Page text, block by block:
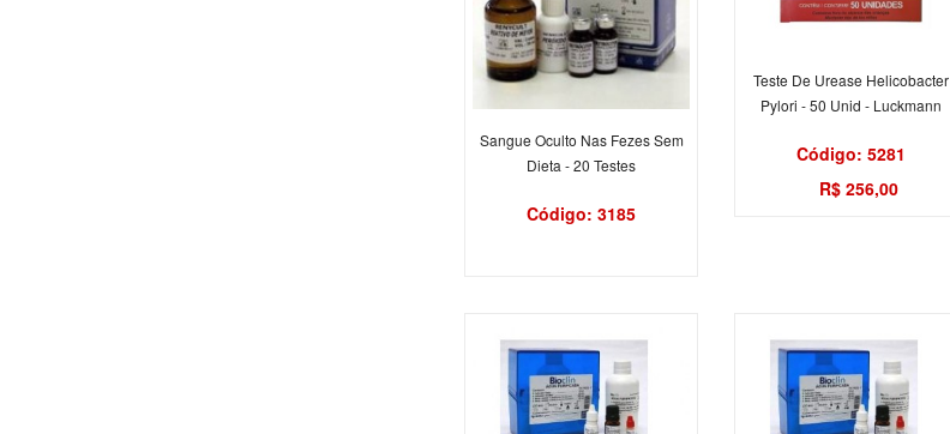
Sangue Oculto Nas Fezes Sem
Dieta - 20 Testes
Código: 3185
Teste De Urease Helicobacter
Pylori - 50 Unid - Luckmann
Código: 5281
R$ 256,00